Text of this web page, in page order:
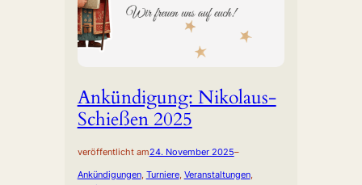
Ankündigung: Nikolaus-
Schießen 2025
veröffentlicht am24. November 2025–
Ankündigungen, Turniere, Veranstaltungen ,